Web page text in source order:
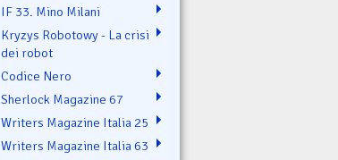
IF 33. Mino Milani
Kryzys Robotowy - La crisi
dei robot
Codice Nero
Sherlock Magazine 67
Writers Magazine Italia 25
Writers Magazine Italia 63